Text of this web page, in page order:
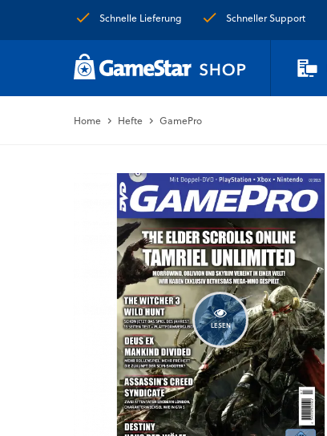
Schnelle Lieferung Schneller Support
Home Hefte GamePro
LESEN